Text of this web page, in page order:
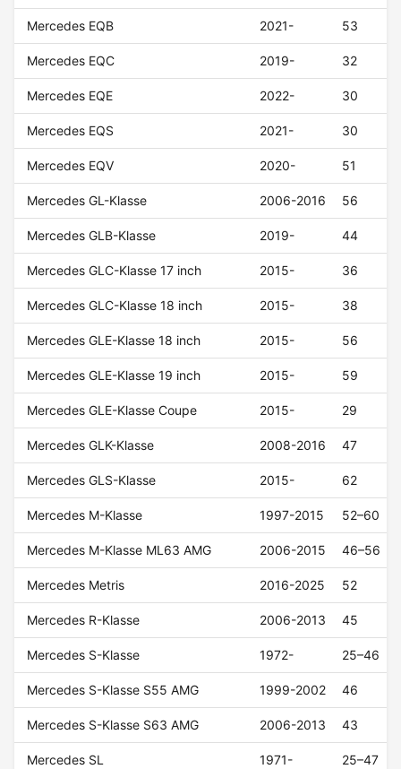
Mercedes EQB 2021- 53
Mercedes EQC 2019- 32
Mercedes EQE 2022- 30
Mercedes EQS 2021- 30
Mercedes EQV 2020- 51
Mercedes GL-Klasse 2006-2016 56
Mercedes GLB-Klasse 2019- 44
Mercedes GLC-Klasse 17 inch 2015- 36
Mercedes GLC-Klasse 18 inch 2015- 38
Mercedes GLE-Klasse 18 inch 2015- 56
Mercedes GLE-Klasse 19 inch 2015- 59
Mercedes GLE-Klasse Coupe 2015- 29
Mercedes GLK-Klasse 2008-2016 47
Mercedes GLS-Klasse 2015- 62
Mercedes M-Klasse 1997-2015 52–60
Mercedes M-Klasse ML63 AMG 2006-2015 46–56
Mercedes Metris 2016-2025 52
Mercedes R-Klasse 2006-2013 45
Mercedes S-Klasse 1972- 25–46
Mercedes S-Klasse S55 AMG 1999-2002 46
Mercedes S-Klasse S63 AMG 2006-2013 43
Mercedes SL 1971- 25–47